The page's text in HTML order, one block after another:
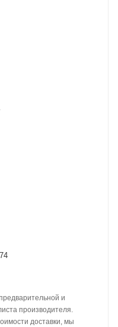
и
производителя.
доставки, мы